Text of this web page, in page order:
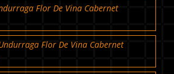
Flor De Vina Cabernet
Flor De Vina Cabernet